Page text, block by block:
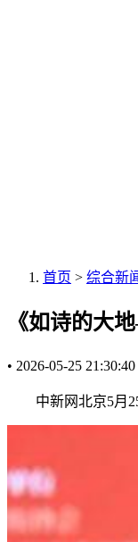
首页 > 综合新
《如诗的大
• 2026-05-25 21:30:40
中新网北京5月25